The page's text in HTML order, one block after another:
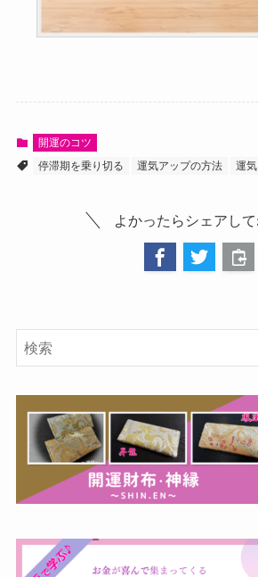
開運のコツ
停滞期を乗り切る
運気アップの方法 運
よかったらシェアして